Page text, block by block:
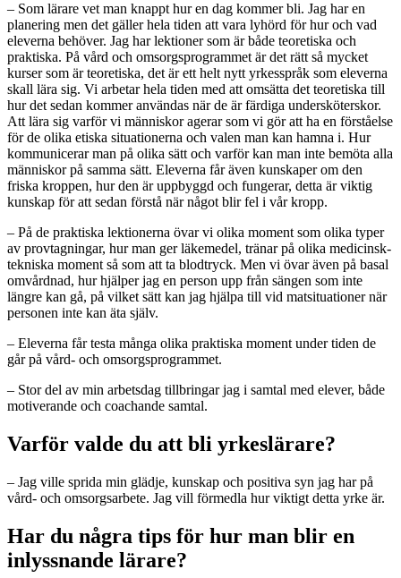
– Som lärare vet man knappt hur en dag kommer bli. Jag har en
planering men det gäller hela tiden att vara lyhörd för hur och vad
eleverna behöver. Jag har lektioner som är både teoretiska och
praktiska. På vård och omsorgsprogrammet är det rätt så mycket
kurser som är teoretiska, det är ett helt nytt yrkesspråk som eleverna
skall lära sig. Vi arbetar hela tiden med att omsätta det teoretiska till
hur det sedan kommer användas när de är färdiga undersköterskor.
Att lära sig varför vi människor agerar som vi gör att ha en förståelse
för de olika etiska situationerna och valen man kan hamna i. Hur
kommunicerar man på olika sätt och varför kan man inte bemöta alla
människor på samma sätt. Eleverna får även kunskaper om den
friska kroppen, hur den är uppbyggd och fungerar, detta är viktig
kunskap för att sedan förstå när något blir fel i vår kropp.
– På de praktiska lektionerna övar vi olika moment som olika typer
av provtagningar, hur man ger läkemedel, tränar på olika medicinsk-
tekniska moment så som att ta blodtryck. Men vi övar även på basal
omvårdnad, hur hjälper jag en person upp från sängen som inte
längre kan gå, på vilket sätt kan jag hjälpa till vid matsituationer när
personen inte kan äta själv.
– Eleverna får testa många olika praktiska moment under tiden de
går på vård- och omsorgsprogrammet.
– Stor del av min arbetsdag tillbringar jag i samtal med elever, både
motiverande och coachande samtal.
Varför valde du att bli yrkeslärare?
– Jag ville sprida min glädje, kunskap och positiva syn jag har på
vård- och omsorgsarbete. Jag vill förmedla hur viktigt detta yrke är.
Har du några tips för hur man blir en
inlyssnande lärare?